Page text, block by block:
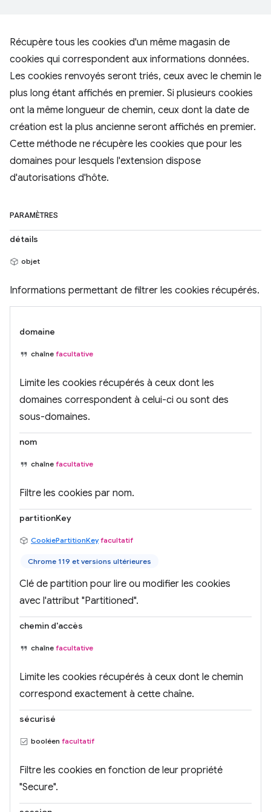
Récupère tous les cookies d'un même magasin de
cookies qui correspondent aux informations données.
Les cookies renvoyés seront triés, ceux avec le chemin le
plus long étant affichés en premier. Si plusieurs cookies
ont la même longueur de chemin, ceux dont la date de
création est la plus ancienne seront affichés en premier.
Cette méthode ne récupère les cookies que pour les
domaines pour lesquels l'extension dispose
d'autorisations d'hôte.
PARAMÈTRES
détails
objet
Informations permettant de filtrer les cookies récupérés.
domaine
chaîne facultative
Limite les cookies récupérés à ceux dont les
domaines correspondent à celui-ci ou sont des
sous-domaines.
nom
chaîne facultative
Filtre les cookies par nom.
partitionKey
CookiePartitionKey facultatif
Chrome 119 et versions ultérieures
Clé de partition pour lire ou modifier les cookies
avec l'attribut "Partitioned".
chemin d'accès
chaîne facultative
Limite les cookies récupérés à ceux dont le chemin
correspond exactement à cette chaîne.
sécurisé
booléen facultatif
Filtre les cookies en fonction de leur propriété
"Secure".